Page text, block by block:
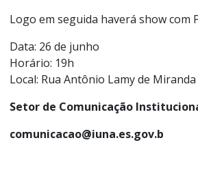
Logo em seguida haverá show com
Data: 26 de junho
Horário: 19h
Local: Rua Antônio Lamy de
Setor de Comunicação
comunicacao@iuna.es.gov.b